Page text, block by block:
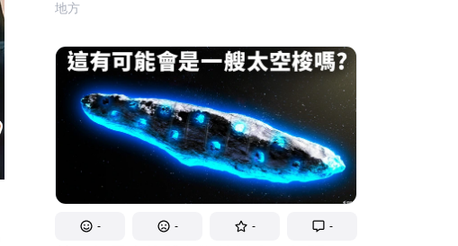
地方
- - - -